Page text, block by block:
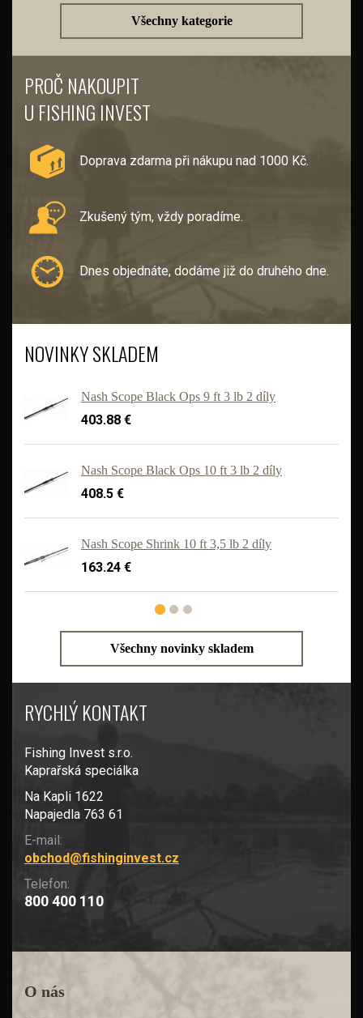
Všechny kategorie
PROČ NAKOUPIT
U FISHING INVEST
Doprava zdarma při nákupu nad 1000 Kč.
Zkušený tým, vždy poradíme.
Dnes objednáte, dodáme již do druhého dne.
NOVINKY SKLADEM
Nash Scope Black Ops 9 ft 3 lb 2 díly
403.88 €
Nash Scope Black Ops 10 ft 3 lb 2 díly
408.5 €
Nash Scope Shrink 10 ft 3,5 lb 2 díly
163.24 €
Všechny novinky skladem
RYCHLÝ KONTAKT
Fishing Invest s.r.o.
Kaprařská speciálka
Na Kapli 1622
Napajedla 763 61
E-mail:
obchod@fishinginvest.cz
Telefon:
800 400 110
O nás